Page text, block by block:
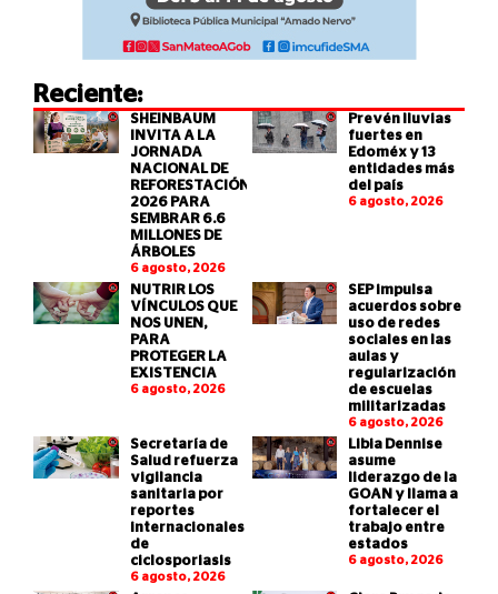
Reciente:
SHEINBAUM
INVITA A LA
JORNADA
NACIONAL DE
REFORESTACIÓN
2026 PARA
SEMBRAR 6.6
MILLONES DE
ÁRBOLES
6 agosto, 2026
Prevén lluvias
fuertes en
Edoméx y 13
entidades más
del país
6 agosto, 2026
NUTRIR LOS
VÍNCULOS QUE
NOS UNEN,
PARA
PROTEGER LA
EXISTENCIA
6 agosto, 2026
SEP impulsa
acuerdos sobre
uso de redes
sociales en las
aulas y
regularización
de escuelas
militarizadas
6 agosto, 2026
Secretaría de
Salud refuerza
vigilancia
sanitaria por
reportes
internacionales
de
ciclosporiasis
6 agosto, 2026
Libia Dennise
asume
liderazgo de la
GOAN y llama a
fortalecer el
trabajo entre
estados
6 agosto, 2026